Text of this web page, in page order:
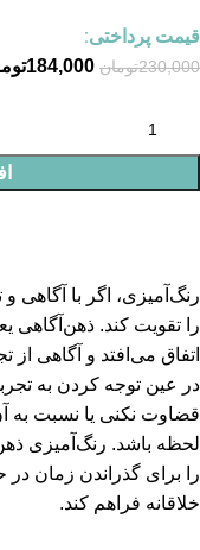
قیمت پرداختی:
230,000تومان 184,000
رنگ‌آمیزی، اگر با ‌آگاهی
را تقویت کند. ذهن‌آگاهی
اتفاق می‌افتد و آگاهی
در عین توجه کردن به
قضاوت نکنی یا نسبت به
لحظه باشد. رنگ‌آمیزی
را برای گذراندن زمان
خلاقانه فراهم کند.